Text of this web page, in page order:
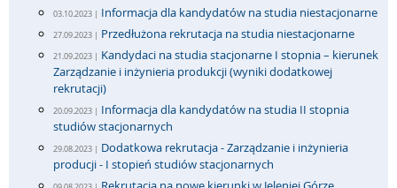
03.10.2023 | Informacja dla kandydatów na studia niestacjonarne
27.09.2023 | Przedłużona rekrutacja na studia niestacjonarne
21.09.2023 | Kandydaci na studia stacjonarne I stopnia – kierunek
Zarządzanie i inżynieria produkcji (wyniki dodatkowej
rekrutacji)
20.09.2023 | Informacja dla kandydatów na studia II stopnia
studiów stacjonarnych
29.08.2023 | Dodatkowa rekrutacja - Zarządzanie i inżynieria
producji - I stopień studiów stacjonarnych